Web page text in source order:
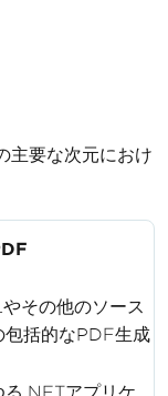
要な次元におけ
その他のソース
包括的なPDF生成
る.NETアプリケ